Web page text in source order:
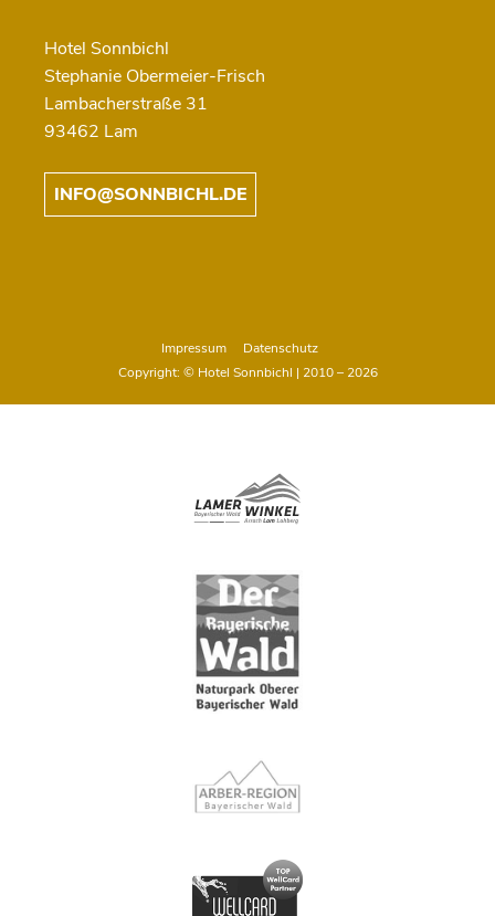
Hotel Sonnbichl
Stephanie Obermeier-Frisch
Lambacherstraße 31
93462 Lam
INFO@SONNBICHL.DE
Copyright: © Hotel Sonnbichl | 2010 – 2026
Impressum Datenschutz